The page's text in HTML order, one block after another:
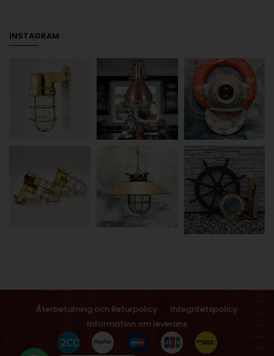
INSTAGRAM
Återbetalning och Returpolicy
Integritetspolicy
Information om leverans